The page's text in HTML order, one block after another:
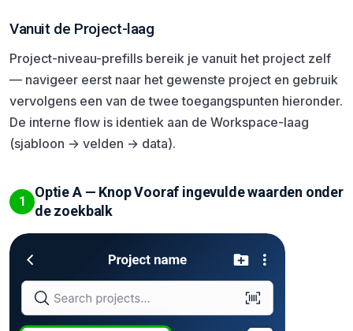
Vanuit de Project-laag
Project-niveau-prefills bereik je vanuit het project zelf
— navigeer eerst naar het gewenste project en gebruik
vervolgens een van de twee toegangspunten hieronder.
De interne flow is identiek aan de Workspace-laag
(sjabloon → velden → data).
1
Optie A — Knop Vooraf ingevulde waarden onder
de zoekbalk